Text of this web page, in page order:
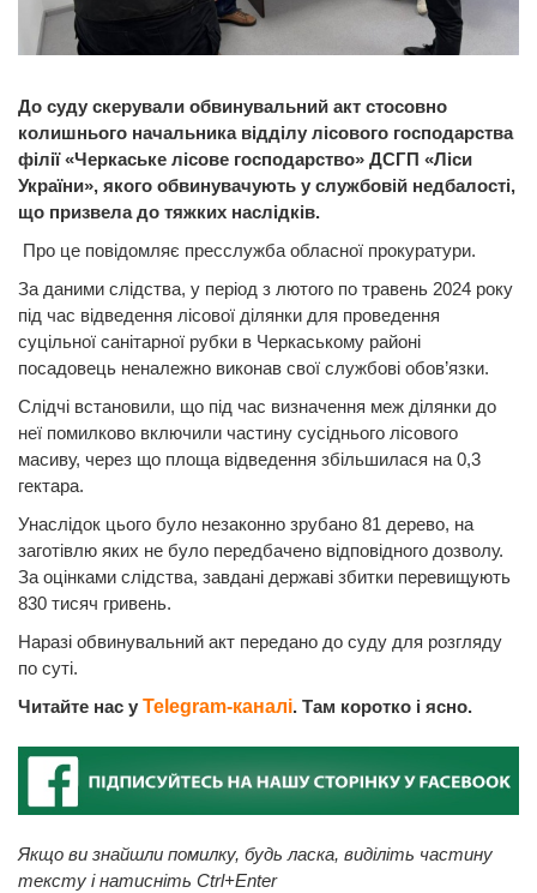
До суду скерували обвинувальний акт стосовно
колишнього начальника відділу лісового господарства
філії «Черкаське лісове господарство» ДСГП «Ліси
України», якого обвинувачують у службовій недбалості,
що призвела до тяжких наслідків.
Про це повідомляє пресслужба обласної прокуратури.
За даними слідства, у період з лютого по травень 2024 року
під час відведення лісової ділянки для проведення
суцільної санітарної рубки в Черкаському районі
посадовець неналежно виконав свої службові обов’язки.
Слідчі встановили, що під час визначення меж ділянки до
неї помилково включили частину сусіднього лісового
масиву, через що площа відведення збільшилася на 0,3
гектара.
Унаслідок цього було незаконно зрубано 81 дерево, на
заготівлю яких не було передбачено відповідного дозволу.
За оцінками слідства, завдані державі збитки перевищують
830 тисяч гривень.
Наразі обвинувальний акт передано до суду для розгляду
по суті.
Читайте нас у Telegram-каналі. Там коротко і ясно.
Якщо ви знайшли помилку, будь ласка, виділіть частину
тексту і натисніть Ctrl+Enter